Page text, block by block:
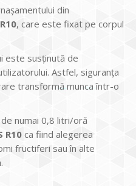
din
, care este fixat pe corpul
este susţinută de
Astfel, siguranţa
transformă munca într-o
numai 0,8 litri/oră
R10 ca fiind alegerea
fructiferi sau în alte